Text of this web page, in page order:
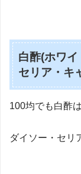
白酢(ホワイ
セリア・キ
100均でも白酢
ダイソー・セリ